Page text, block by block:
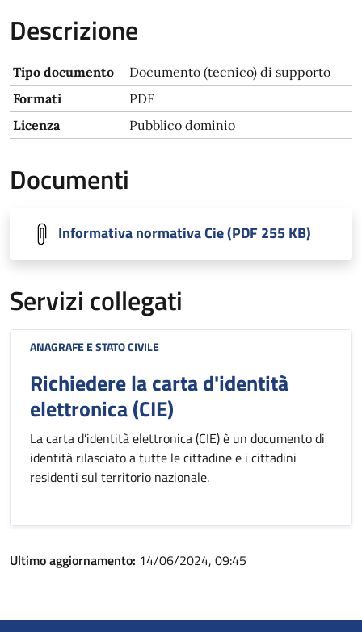
Descrizione
Tipo documento
Documento (tecnico) di supporto
Formati
PDF
Licenza
Pubblico dominio
Documenti
Informativa normativa Cie (PDF 255 KB)
Servizi collegati
ANAGRAFE E STATO CIVILE
Richiedere la carta d'identità
elettronica (CIE)
La carta d’identità elettronica (CIE) è un documento di
identità rilasciato a tutte le cittadine e i cittadini
residenti sul territorio nazionale.
Ultimo aggiornamento: 14/06/2024, 09:45